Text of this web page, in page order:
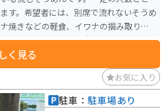
す。希望者には、別席で流れないそうめ
焼きなどの軽食、イワナの掴み取りな
たり、周囲の景色を楽しんだり出来ま
く見る
お気に入り
駐車： 駐車場あり